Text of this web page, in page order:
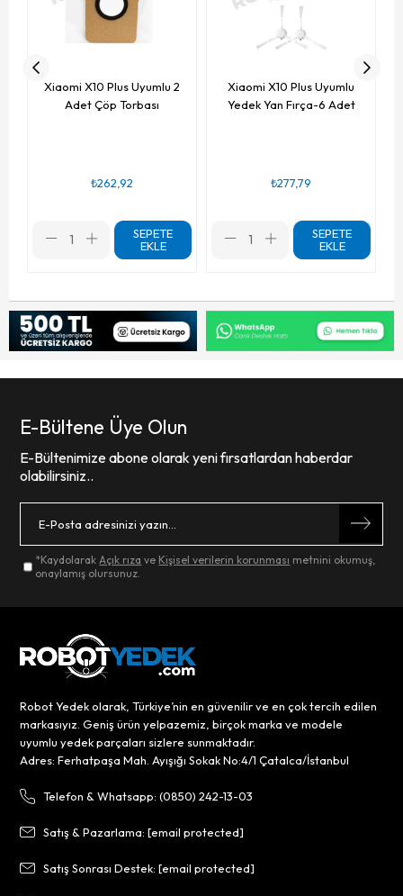
Xiaomi X10 Plus Uyumlu 2
Adet Çöp Torbası
₺262,92
SEPETE
EKLE
Xiaomi X10 Plus Uyumlu
Yedek Yan Fırça-6 Adet
₺277,79
SEPETE
EKLE
E-Bültene Üye Olun
E-Bültenimize abone olarak yeni fırsatlardan haberdar
olabilirsiniz..
*KaydolarakAçık rıza ve Kişisel verilerin korunması metnini okumuş,
onaylamış olursunuz.
Robot Yedek olarak, Türkiye’nin en güvenilir ve en çok tercih edilen
markasıyız. Geniş ürün yelpazemiz, birçok marka ve modele
uyumlu yedek parçaları sizlere sunmaktadır.
Adres: Ferhatpaşa Mah. Ayışığı Sokak No:4/1 Çatalca/İstanbul
Telefon & Whatsapp: (0850) 242-13-03
Satış & Pazarlama:[email protected]
Satış Sonrası Destek:[email protected]